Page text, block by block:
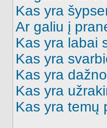
Kas yra
Ar galiu į
Kas yra labai
Kas yra
Kas yra
Kas yra
Kas yra temų